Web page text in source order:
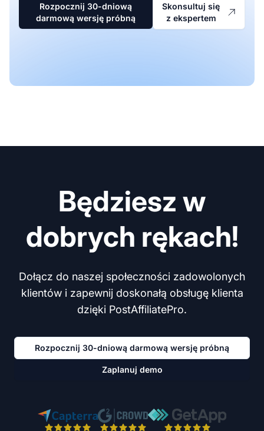
Rozpocznij 30-dniową
darmową wersję próbną
Skonsultuj się
z ekspertem
Będziesz w
dobrych rękach!
Dołącz do naszej społeczności zadowolonych
klientów i zapewnij doskonałą obsługę klienta
dzięki PostAffiliatePro.
Rozpocznij 30-dniową darmową wersję próbną
Zaplanuj demo